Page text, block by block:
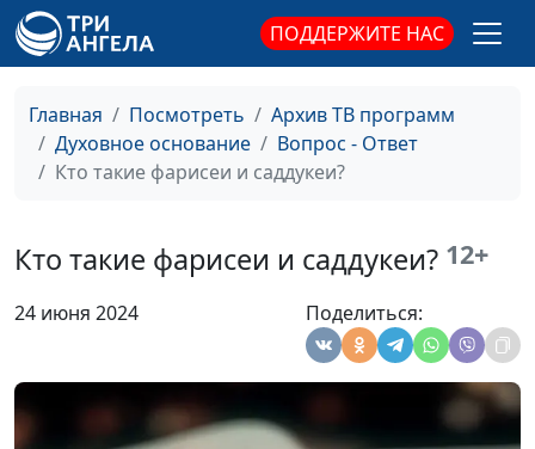
ПОДДЕРЖИТЕ НАС
Главная Посмотреть
Архив ТВ программ
Духовное основание
Вопрос - Ответ
Кто такие фарисеи и саддукеи?
Кто такие фарисеи и саддукеи? 12+
24 июня 2024 Поделиться: